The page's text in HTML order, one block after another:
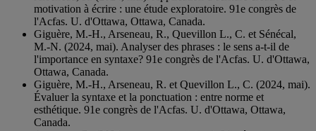
motivation à écrire : une étude exploratoire. 91e congrès de
l'Acfas. U. d'Ottawa, Ottawa, Canada.
Giguère, M.-H., Arseneau, R., Quevillon L., C. et Sénécal,
M.-N. (2024, mai). Analyser des phrases : le sens a-t-il de
l'importance en syntaxe? 91e congrès de l'Acfas. U. d'Ottawa,
Ottawa, Canada.
Giguère, M.-H., Arseneau, R. et Quevillon L., C. (2024, mai).
Évaluer la syntaxe et la ponctuation : entre norme et
esthétique. 91e congrès de l'Acfas. U. d'Ottawa, Ottawa,
Canada.